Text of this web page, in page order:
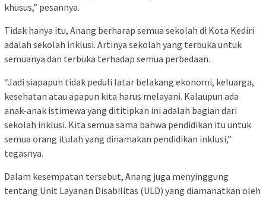
khusus,” pesannya.
Tidak hanya itu, Anang berharap semua sekolah di Kota Kediri
adalah sekolah inklusi. Artinya sekolah yang terbuka untuk
semuanya dan terbuka terhadap semua perbedaan.
“Jadi siapapun tidak peduli latar belakang ekonomi, keluarga,
kesehatan atau apapun kita harus melayani. Kalaupun ada
anak-anak istimewa yang dititipkan ini adalah bagian dari
sekolah inklusi. Kita semua sama bahwa pendidikan itu untuk
semua orang itulah yang dinamakan pendidikan inklusi,”
tegasnya.
Dalam kesempatan tersebut, Anang juga menyinggung
tentang Unit Layanan Disabilitas (ULD) yang diamanatkan oleh